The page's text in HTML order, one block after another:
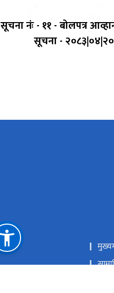
सूचना नंः - ११ - बोलपत्र
सूचना - २०८३|०४|२०